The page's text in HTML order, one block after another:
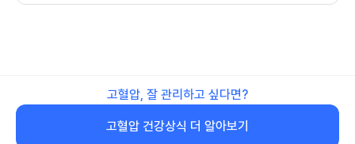
고혈압, 잘 관리하고 싶다면?
고혈압 건강상식 더 알아보기